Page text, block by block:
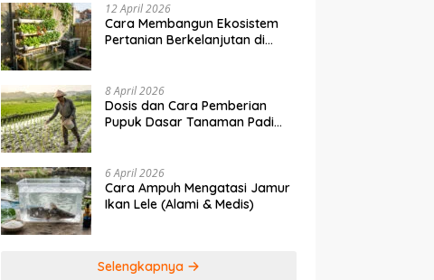
Penerapan IoT dalam
Pertanian Modern di Indonesia
Ekonomi Sumber Daya Lahan:
12 April 2026
Cara Membangun Ekosistem
Pertanian Berkelanjutan di
8 April 2026
Dosis dan Cara Pemberian
Pupuk Dasar Tanaman Padi
6 April 2026
Cara Ampuh Mengatasi Jamur
Ikan Lele (Alami & Medis)
Selengkapnya